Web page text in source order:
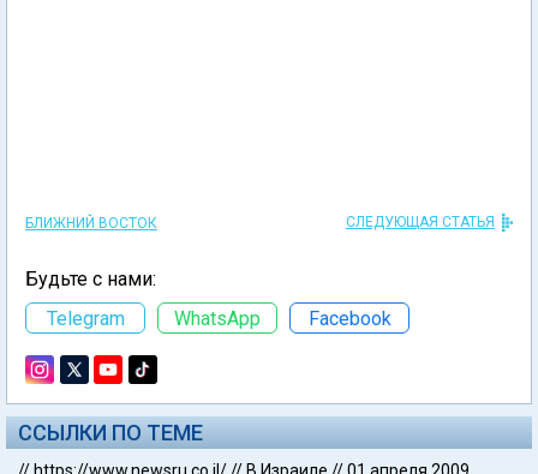
БЛИЖНИЙ ВОСТОК СЛЕДУЮЩАЯ СТАТЬЯ
Будьте с нами:
Telegram
WhatsApp Facebook
ССЫЛКИ ПО ТЕМЕ